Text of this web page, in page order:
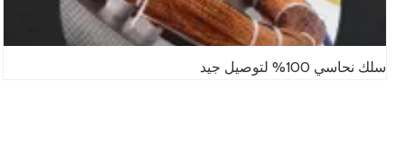
سلك نحاسي 100% لتوصيل جيد